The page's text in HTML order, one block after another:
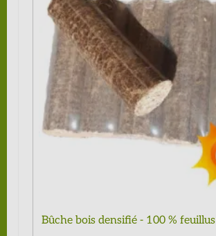
Bûche bois densifié - 100 % feuillus